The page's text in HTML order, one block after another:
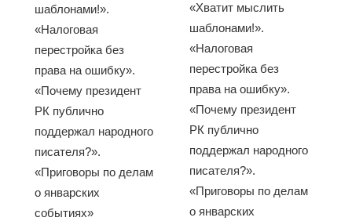
шаблонами!».
«Налоговая
перестройка без
права на ошибку».
«Почему президент
РК публично
поддержал народного
писателя?».
«Приговоры по делам
о январских
событиях»
«Хватит мыслить
шаблонами!».
«Налоговая
перестройка без
права на ошибку».
«Почему президент
РК публично
поддержал народного
писателя?».
«Приговоры по делам
о январских